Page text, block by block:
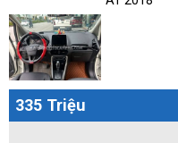
335 Triệu